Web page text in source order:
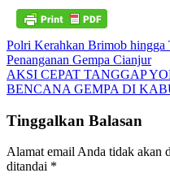
Navigasi
pos
Polri Kerahkan Brimob hingga
Penanganan Gempa Cianjur
AKSI CEPAT TANGGAP
BENCANA GEMPA DI
Tinggalkan Balasan
Alamat email Anda tidak akan
ditandai *